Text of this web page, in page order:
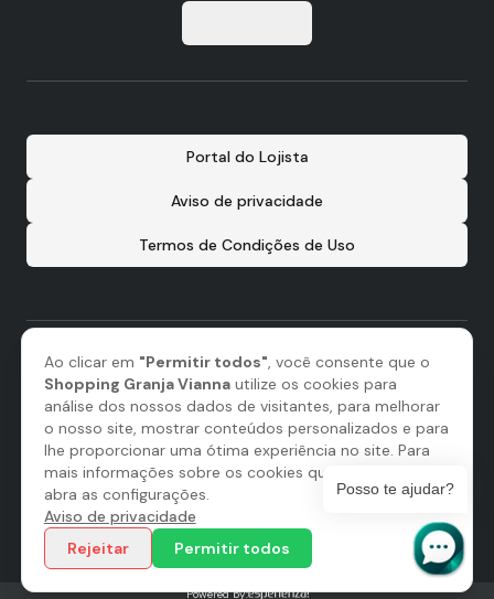
Ao clicar em "Permitir todos", você consente que o
Shopping Granja Viannautilize os cookies para
análise dos nossos dados de visitantes, para melhorar
o nosso site, mostrar conteúdos personalizados e para
lhe proporcionar uma ótima experiência no site. Para
mais informações sobre os cookies que utilizamos,
abra as configurações.
Aviso de privacidade
Rejeitar
Permitir todos
Portal do Lojista
Aviso de privacidade
Termos de Condições de Uso
Administração:
Powered by:
Posso te ajudar?